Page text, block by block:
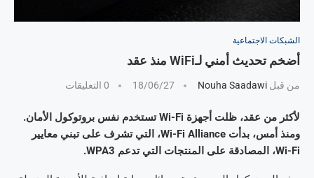
الشبكات الاجتماعية
أضخم تحديث أمني لـWiFi منذ عقد
من قبل Nouha Saadawi
18/06/27 0 التعليقات
لأكثر من عقد، ظلت أجهزة Wi-Fi تستخدم نفس بروتوكول الأمان.
ومنذ أمس، بدأت Wi-Fi Alliance، التي تشرف على تبني معايير
Wi-Fi، المصادقة على المنتجات التي تدعم WPA3.